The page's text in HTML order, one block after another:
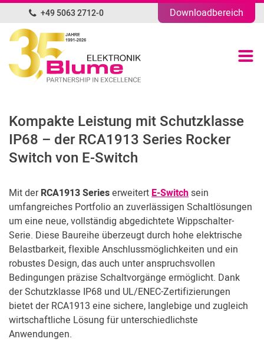
+49 5063 2712-0 Downloadbereich
Kompakte Leistung mit Schutzklasse
IP68 – der RCA1913 Series Rocker
Switch von E-Switch
Mit derRCA1913 SerieserweitertE-Switchsein
umfangreiches Portfolio an zuverlässigen Schaltlösungen
um eine neue, vollständig abgedichtete Wippschalter-
Serie. Diese Baureihe überzeugt durch hohe elektrische
Belastbarkeit, flexible Anschlussmöglichkeiten und ein
robustes Design, das auch unter anspruchsvollen
Bedingungen präzise Schaltvorgänge ermöglicht. Dank
der Schutzklasse IP68 und UL/ENEC-Zertifizierungen
bietet der RCA1913 eine sichere, langlebige und zugleich
wirtschaftliche Lösung für unterschiedlichste
Anwendungen.
Produktübersicht
Unternehmen
News
Blog
Kontakt
Kundenbereich
DE